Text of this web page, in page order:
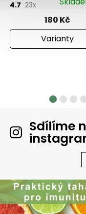
4.7 23x
180 Kč
Varianty
Sdílíme